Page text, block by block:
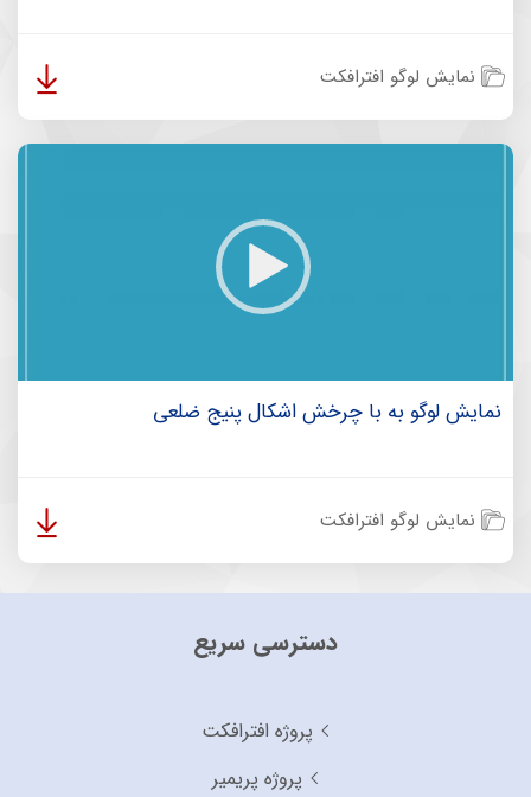
نمایش لوگو افترافکت
نمایش لوگو به با چرخش اشکال پنیج ضلعی
نمایش لوگو افترافکت
دسترسی سریع
پروژه افترافکت
پروژه پریمیر